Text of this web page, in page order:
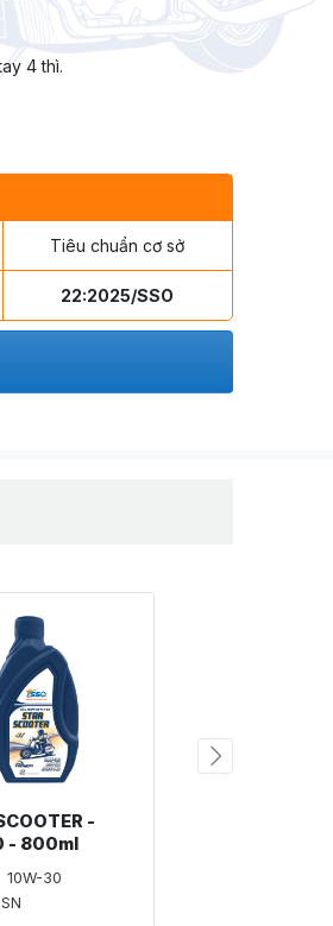
4 thì.
Tiêu chuẩn cơ sở
22:2025/SSO
-
- 800ml
10W-30
SN